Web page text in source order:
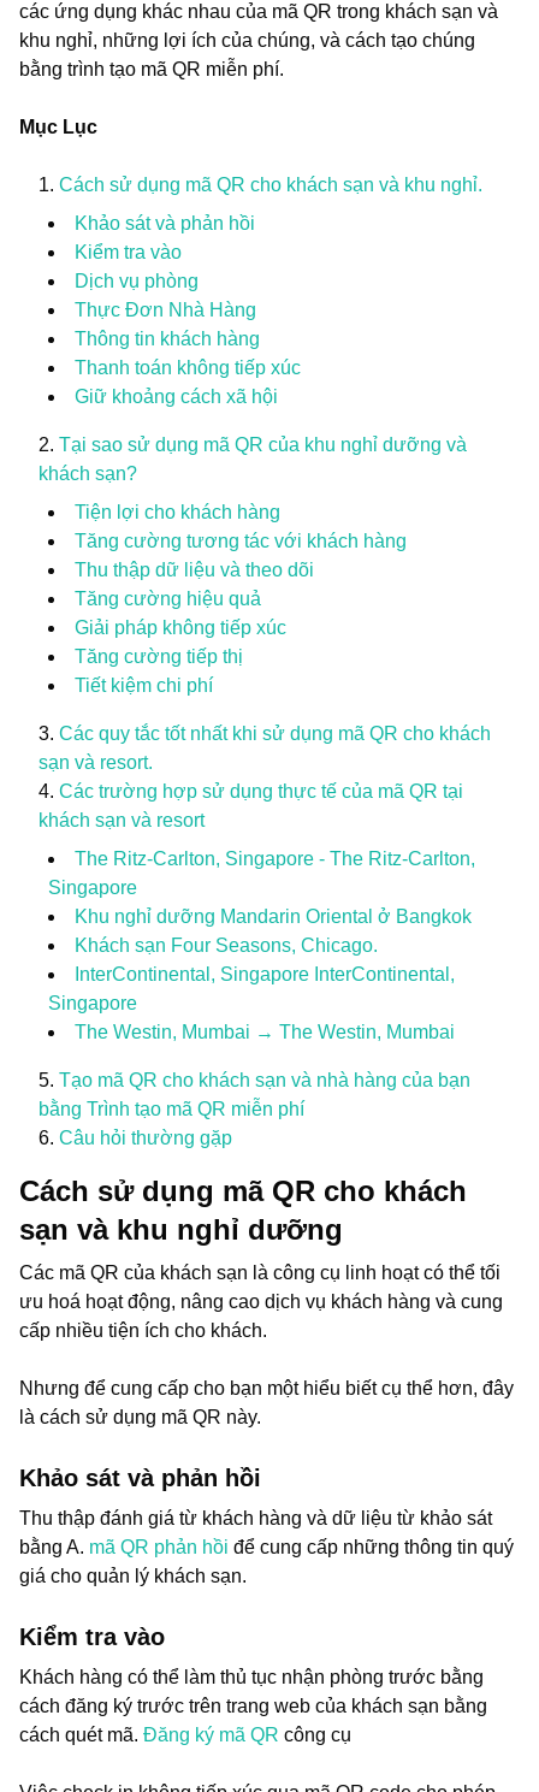
các ứng dụng khác nhau của mã QR trong khách sạn và
khu nghỉ, những lợi ích của chúng, và cách tạo chúng
bằng trình tạo mã QR miễn phí.
Mục Lục
Cách sử dụng mã QR cho khách sạn và khu nghỉ.
Khảo sát và phản hồi
Kiểm tra vào
Dịch vụ phòng
Thực Đơn Nhà Hàng
Thông tin khách hàng
Thanh toán không tiếp xúc
Giữ khoảng cách xã hội
Tại sao sử dụng mã QR của khu nghỉ dưỡng và
khách sạn?
Tiện lợi cho khách hàng
Tăng cường tương tác với khách hàng
Thu thập dữ liệu và theo dõi
Tăng cường hiệu quả
Giải pháp không tiếp xúc
Tăng cường tiếp thị
Tiết kiệm chi phí
Các quy tắc tốt nhất khi sử dụng mã QR cho khách
sạn và resort.
Các trường hợp sử dụng thực tế của mã QR tại
khách sạn và resort
The Ritz-Carlton, Singapore - The Ritz-Carlton,
Singapore
Khu nghỉ dưỡng Mandarin Oriental ở Bangkok
Khách sạn Four Seasons, Chicago.
InterContinental, Singapore InterContinental,
Singapore
The Westin, Mumbai → The Westin, Mumbai
Tạo mã QR cho khách sạn và nhà hàng của bạn
bằng Trình tạo mã QR miễn phí
Câu hỏi thường gặp
Cách sử dụng mã QR cho khách
sạn và khu nghỉ dưỡng
Các mã QR của khách sạn là công cụ linh hoạt có thể tối
ưu hoá hoạt động, nâng cao dịch vụ khách hàng và cung
cấp nhiều tiện ích cho khách.
Nhưng để cung cấp cho bạn một hiểu biết cụ thể hơn, đây
là cách sử dụng mã QR này.
Khảo sát và phản hồi
Thu thập đánh giá từ khách hàng và dữ liệu từ khảo sát
bằng A. mã QR phản hồi để cung cấp những thông tin quý
giá cho quản lý khách sạn.
Kiểm tra vào
Khách hàng có thể làm thủ tục nhận phòng trước bằng
cách đăng ký trước trên trang web của khách sạn bằng
cách quét mã. Đăng ký mã QR công cụ